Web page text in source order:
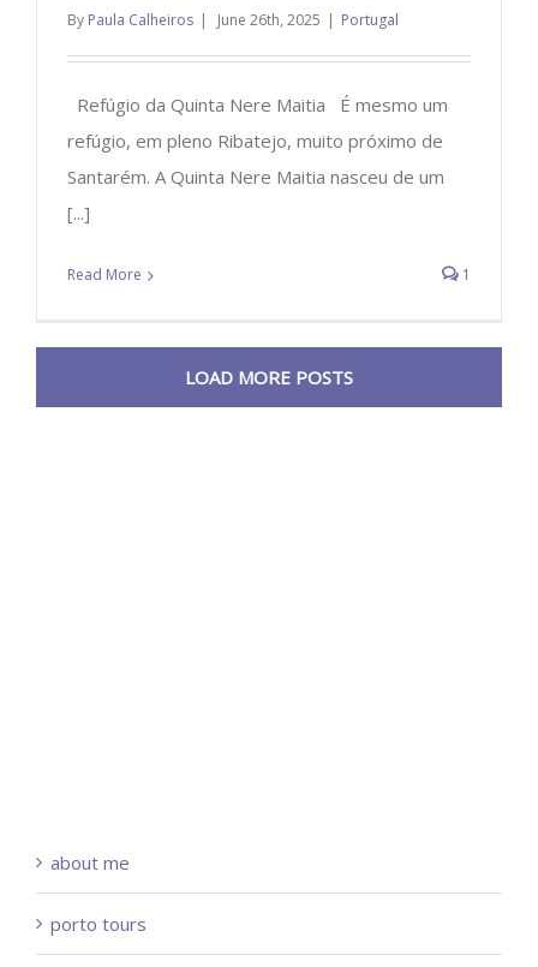
By Paula Calheiros | June 26th, 2025 | Portugal
Refúgio da Quinta Nere Maitia É mesmo um
refúgio, em pleno Ribatejo, muito próximo de
Santarém. A Quinta Nere Maitia nasceu de um
[...]
Read More 1
LOAD MORE POSTS
about me
porto tours